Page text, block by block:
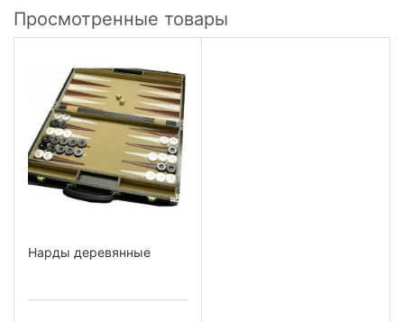
Просмотренные товары
Нарды деревянные